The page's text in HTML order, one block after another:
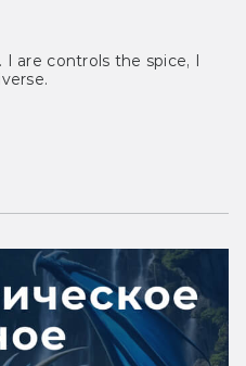
are controls the spice, I